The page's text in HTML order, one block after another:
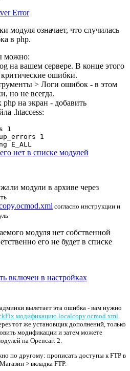
Error
модуля означает, что случилась
в php.
можно:
на вашем сервере. В конце этого
критические ошибки.
> Логи ошибок - в этом
но не всегда.
на экран - добавить
.htaccess:
1
1
E_ALL
нет в списке модулей
модули в архиве через
согласно инструкции и
модуля нет собственной
его не будет в списке
включен в настройках
вылетает эта ошибка - вам нужно
модификацию localcopy.ocmod.xml
тот же установщик дополнений, только
модификации и затем можете
на Opencart 2.
по другому: прописать доступы к FTP в
> вкладка FTP.